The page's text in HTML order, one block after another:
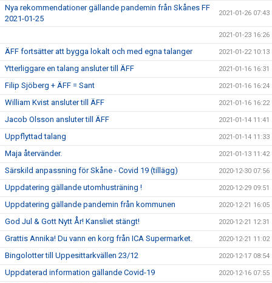
Nya rekommendationer gällande pandemin från Skånes FF
2021-01-25
2021-01-26 07:43
2021-01-23 16:26
ÄFF fortsätter att bygga lokalt och med egna talanger 2021-01-22 10:13
Ytterliggare en talang ansluter till ÄFF 2021-01-16 16:31
Filip Sjöberg + ÄFF = Sant 2021-01-16 16:24
William Kvist ansluter till ÄFF 2021-01-16 16:22
Jacob Olsson ansluter till ÄFF 2021-01-14 11:41
Uppflyttad talang 2021-01-14 11:33
Maja återvänder. 2021-01-13 11:42
Särskild anpassning för Skåne - Covid 19 (tillägg) 2020-12-30 07:56
Uppdatering gällande utomhusträning ! 2020-12-29 09:51
Uppdatering gällande pandemin från kommunen 2020-12-21 16:05
God Jul & Gott Nytt År! Kansliet stängt! 2020-12-21 12:31
Grattis Annika! Du vann en korg från ICA Supermarket. 2020-12-21 11:02
Bingolotter till Uppesittarkvällen 23/12 2020-12-17 08:54
Uppdaterad information gällande Covid-19 2020-12-16 07:55